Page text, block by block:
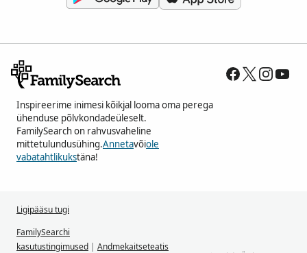
Inspireerime inimesi kõikjal looma oma perega
ühenduse põlvkondadeüleselt.
FamilySearch on rahvusvaheline
mittetulundusühing.Annetavõiole
vabatahtlikukstäna!
Ligipääsu tugi
FamilySearchi
kasutustingimused | Andmekaitseteatis